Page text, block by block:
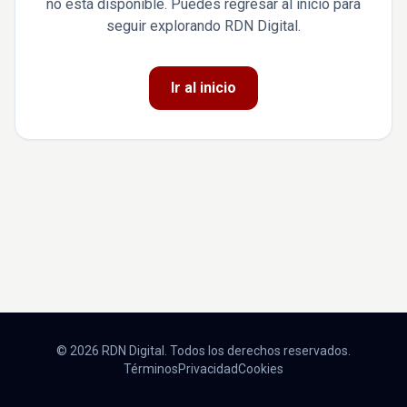
no está disponible. Puedes regresar al inicio para
seguir explorando RDN Digital.
Ir al inicio
© 2026 RDN Digital. Todos los derechos reservados.
TérminosPrivacidadCookies